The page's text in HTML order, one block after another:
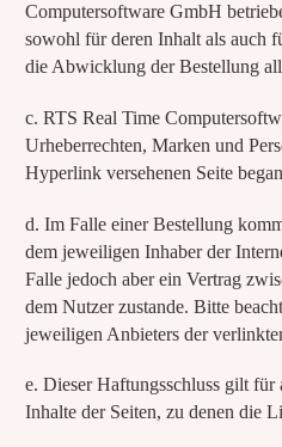
Computersoftware GmbH
sowohl für deren Inhalt als auch
die Abwicklung der Bestellung
c. RTS Real Time
Urheberrechten, Marken und
Hyperlink versehenen Seite
d. Im Falle einer Bestellung
dem jeweiligen Inhaber der
Falle jedoch aber ein Vertrag
dem Nutzer zustande. Bitte
jeweiligen Anbieters der
e. Dieser Haftungsschluss gilt
Inhalte der Seiten, zu denen die